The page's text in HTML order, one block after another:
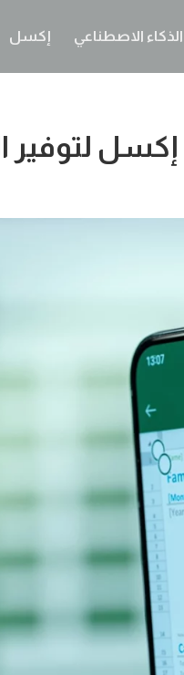
الذكاء الاصطناعي إكسل
إكسل لتوفير